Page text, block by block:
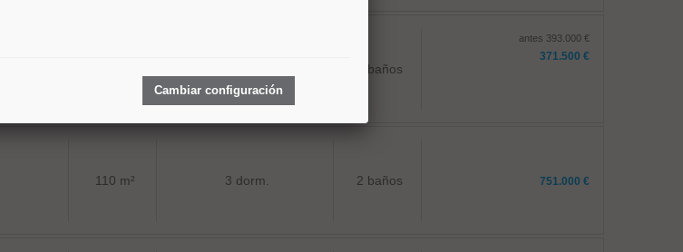
1 baños
antes 393.000 €
371.500 €
110 m² 3 dorm. 2 baños 751.000 €
Cambiar configuración